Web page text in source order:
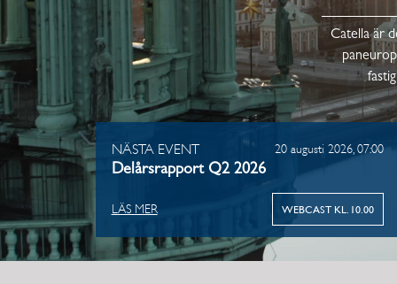
Catella är
NÄSTA EVENT 20 augusti 2026, 07:00
Delårsrapport Q2 2026
LÄS MER WEBCAST KL. 10.00